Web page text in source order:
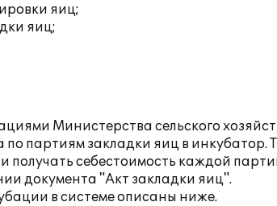
яиц;
яиц;
Министерства сельского
по партиям закладки яиц в инкубатор.
получать себестоимость каждой
документа "Акт закладки яиц".
в системе описаны ниже.